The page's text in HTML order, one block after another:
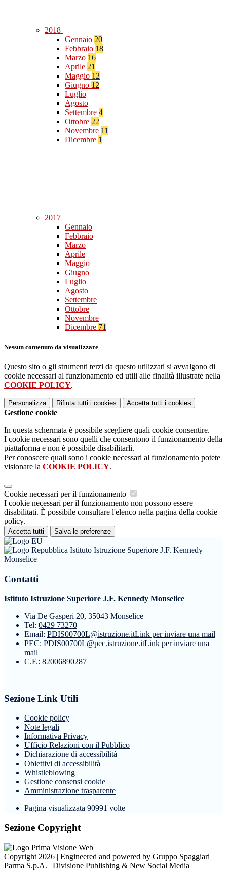
2018
Gennaio 20
Febbraio 18
Marzo 16
Aprile 21
Maggio 12
Giugno 12
Luglio
Agosto
Settembre 4
Ottobre 22
Novembre 11
Dicembre 1
2017
Gennaio
Febbraio
Marzo
Aprile
Maggio
Giugno
Luglio
Agosto
Settembre
Ottobre
Novembre
Dicembre 71
Nessun contenuto da visualizzare
Questo sito o gli strumenti terzi da questo utilizzati si avvalgono di
cookie necessari al funzionamento ed utili alle finalità illustrate nella
COOKIE POLICY.
Personalizza Rifiuta tutti i cookies Accetta tutti i cookies
Gestione cookie
In questa schermata è possibile scegliere quali cookie consentire.
I cookie necessari sono quelli che consentono il funzionamento della
piattaforma e non è possibile disabilitarli.
Per conoscere quali sono i cookie necessari al funzionamento potete
visionare la COOKIE POLICY.
Cookie necessari per il funzionamento
I cookie necessari per il funzionamento non possono essere
disabilitati. È possibile consultare l'elenco nella pagina della cookie
policy.
Accetta tutti Salva le preferenze
Istituto Istruzione Superiore J.F. Kennedy
Monselice
Contatti
Istituto Istruzione Superiore J.F. Kennedy Monselice
Via De Gasperi 20, 35043 Monselice
Tel: 0429 73270
Email: PDIS00700L@istruzione.itLink per inviare una mail
PEC: PDIS00700L@pec.istruzione.itLink per inviare una
mail
C.F.: 82006890287
Sezione Link Utili
Cookie policy
Note legali
Informativa Privacy
Ufficio Relazioni con il Pubblico
Dichiarazione di accessibilità
Obiettivi di accessibilità
Whistleblowing
Gestione consensi cookie
Amministrazione trasparente
Pagina visualizzata 90991 volte
Sezione Copyright
Copyright 2026 | Engineered and powered by Gruppo Spaggiari
Parma S.p.A. | Divisione Publishing & New Social Media